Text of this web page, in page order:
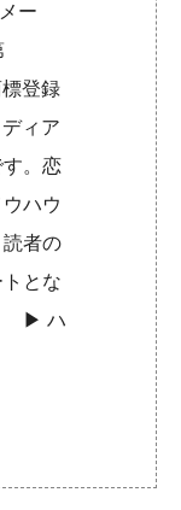
ー
登録
ィア
す。恋
ハウ
者の
とな
。 ▶︎ハ